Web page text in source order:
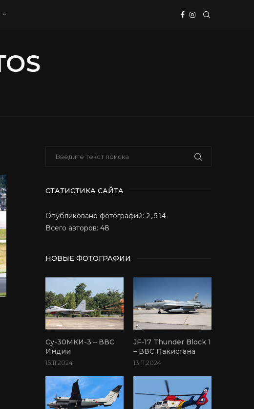
СТАТИСТИКА САЙТА
Опубликовано фотографий: 2,514
Всего авторов: 48
НОВЫЕ ФОТОГРАФИИ
Су-30МКИ-3 – ВВС
Индии
15.11.2024
JF-17 Thunder Block 1
– ВВС Пакистана
13.11.2024